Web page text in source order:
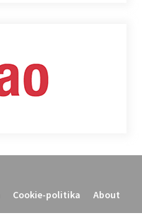
Cookie-politika About